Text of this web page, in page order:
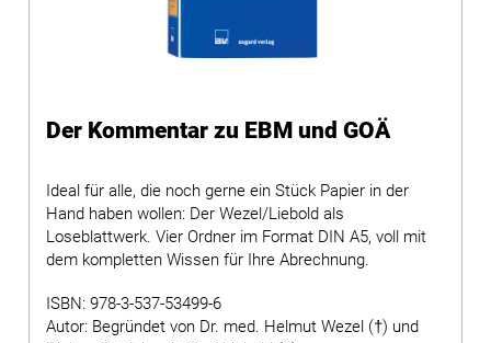
Der Kommentar zu EBM und GOÄ
Ideal für alle, die noch gerne ein Stück Papier in der
Hand haben wollen: Der Wezel/Liebold als
Loseblattwerk. Vier Ordner im Format DIN A5, voll mit
dem kompletten Wissen für Ihre Abrechnung.
ISBN: 978-3-537-53499-6
Autor: Begründet von Dr. med. Helmut Wezel (†) und